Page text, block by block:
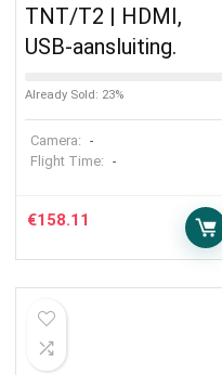
TNT/T2 | HDMI,
USB-aansluiting.
Already Sold: 23%
Camera: -
Flight Time: -
€158.11